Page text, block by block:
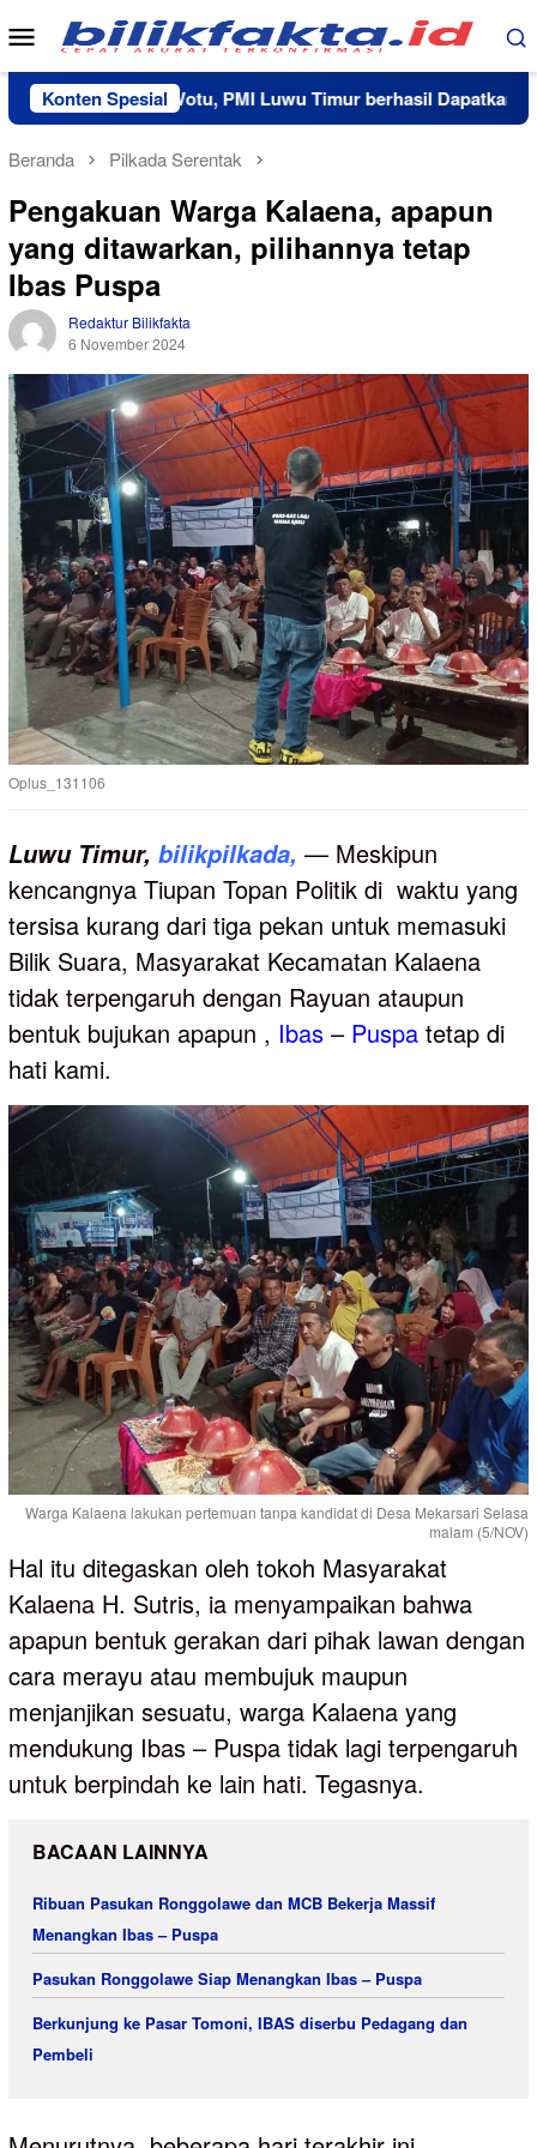
Loncat
ke
konten
Menu
Mobile
Konten Spesial
Sama RS Wotu, PMI Luwu Timur berhasil Dapatkan 20
Beranda Pilkada Serentak
Pengakuan Warga Kalaena, apapun
yang ditawarkan, pilihannya tetap
Ibas Puspa
Redaktur Bilikfakta
6 November 2024
Oplus_131106
Luwu Timur, bilikpilkada, — Meskipun
kencangnya Tiupan Topan Politik di waktu yang
tersisa kurang dari tiga pekan untuk memasuki
Bilik Suara, Masyarakat Kecamatan Kalaena
tidak terpengaruh dengan Rayuan ataupun
bentuk bujukan apapun , Ibas – Puspa tetap di
hati kami.
Warga Kalaena lakukan pertemuan tanpa kandidat di Desa Mekarsari Selasa
malam (5/NOV)
Hal itu ditegaskan oleh tokoh Masyarakat
Kalaena H. Sutris, ia menyampaikan bahwa
apapun bentuk gerakan dari pihak lawan dengan
cara merayu atau membujuk maupun
menjanjikan sesuatu, warga Kalaena yang
mendukung Ibas – Puspa tidak lagi terpengaruh
untuk berpindah ke lain hati. Tegasnya.
BACAAN LAINNYA
Ribuan Pasukan Ronggolawe dan MCB Bekerja Massif
Menangkan Ibas – Puspa
Pasukan Ronggolawe Siap Menangkan Ibas – Puspa
Berkunjung ke Pasar Tomoni, IBAS diserbu Pedagang dan
Pembeli